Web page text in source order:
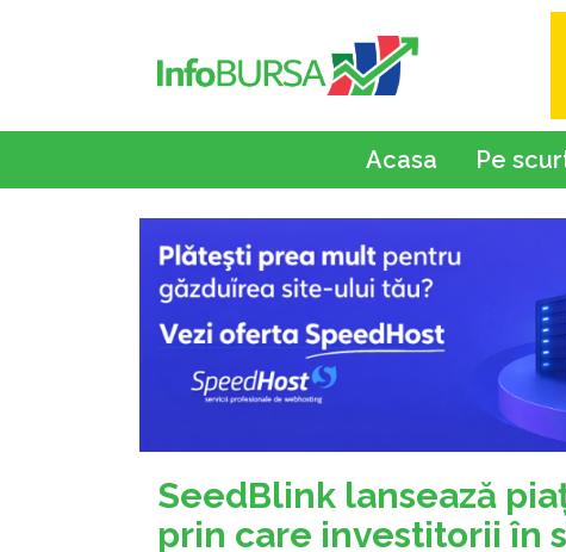
Acasa Pe
SeedBlink lansează
prin care investitorii în